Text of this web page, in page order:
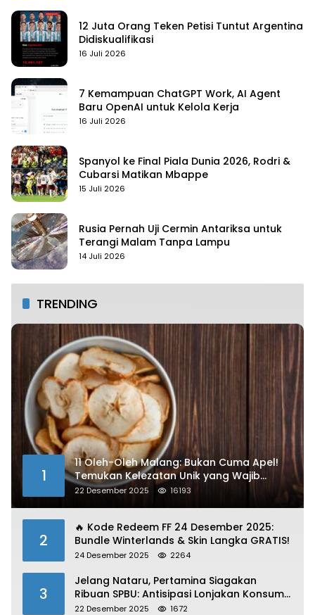
12 Juta Orang Teken Petisi Tuntut Argentina
Didiskualifikasi
16 Juli 2026
7 Kemampuan ChatGPT Work, AI Agent
Baru OpenAI untuk Kelola Kerja
16 Juli 2026
Spanyol ke Final Piala Dunia 2026, Rodri &
Cubarsi Matikan Mbappe
15 Juli 2026
Rusia Pernah Uji Cermin Antariksa untuk
Terangi Malam Tanpa Lampu
14 Juli 2026
TRENDING
1
11 Oleh-Oleh Malang: Bukan Cuma Apel!
Temukan Kelezatan Unik yang Wajib
Dibawa
22 Desember 2025 16193
2
🔥 Kode Redeem FF 24 Desember 2025:
Bundle Winterlands & Skin Langka GRATIS!
24 Desember 2025 2264
3
Jelang Nataru, Pertamina Siagakan
Ribuan SPBU: Antisipasi Lonjakan Konsumsi
BBM dan LPG!
22 Desember 2025 1672